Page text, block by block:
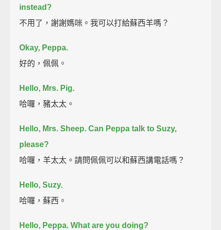
instead?
不用了，謝謝媽咪。我可以打給蘇西羊嗎？
Okay, Peppa.
好的，佩佩。
Hello, Mrs. Pig.
哈囉，豬太太。
Hello, Mrs. Sheep. Can Peppa talk to Suzy,
please?
哈囉，羊太太。請問佩佩可以和蘇西講電話嗎？
Hello, Suzy.
哈囉，蘇西。
Hello, Peppa. What are you doing?